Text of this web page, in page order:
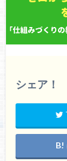
シェア！